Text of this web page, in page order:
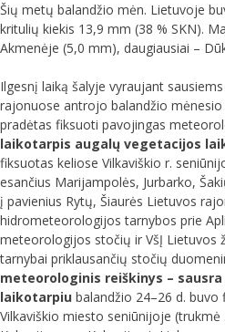
Šių metų balandžio mėn. Lietuvoje
kritulių kiekis 13,9 mm (38 % SKN).
Akmenėje (5,0 mm), daugiausiai –
Ilgesnį laiką šalyje vyraujant
rajonuose antrojo balandžio
pradėtas fiksuoti pavojingas
laikotarpis augalų vegetacijos
fiksuotas keliose Vilkaviškio r.
esančius Marijampolės, Jurbarko,
į pavienius Rytų, Šiaurės Lietuvos
hidrometeorologijos tarnybos prie
meteorologijos stočių ir VšĮ Lietuvos
tarnybai priklausančių stočių
meteorologinis reiškinys –
laikotarpiu balandžio 24–26 d. buvo
Vilkaviškio miesto seniūnijoje (trukmė